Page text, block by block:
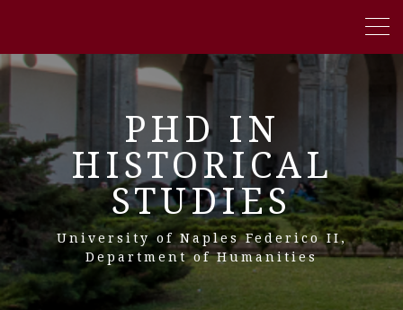
PHD IN
HISTORICAL
STUDIES
University of Naples Federico II,
Department of Humanities